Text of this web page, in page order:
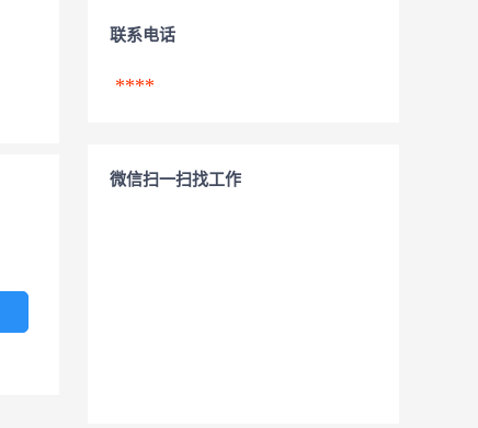
联系电话
****
微信扫一扫找工作